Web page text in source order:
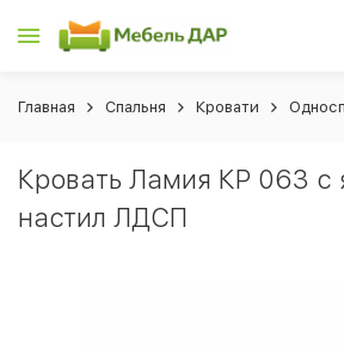
Главная Спальня Кровати
Кровать Ламия КР 063 с
настил ЛДСП